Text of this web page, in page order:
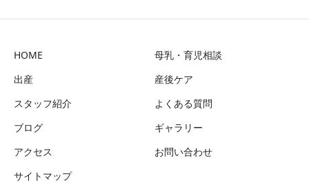
HOME
母乳・育児相談
出産
産後ケア
スタッフ紹介
よくある質問
ブログ
ギャラリー
アクセス
お問い合わせ
サイトマップ